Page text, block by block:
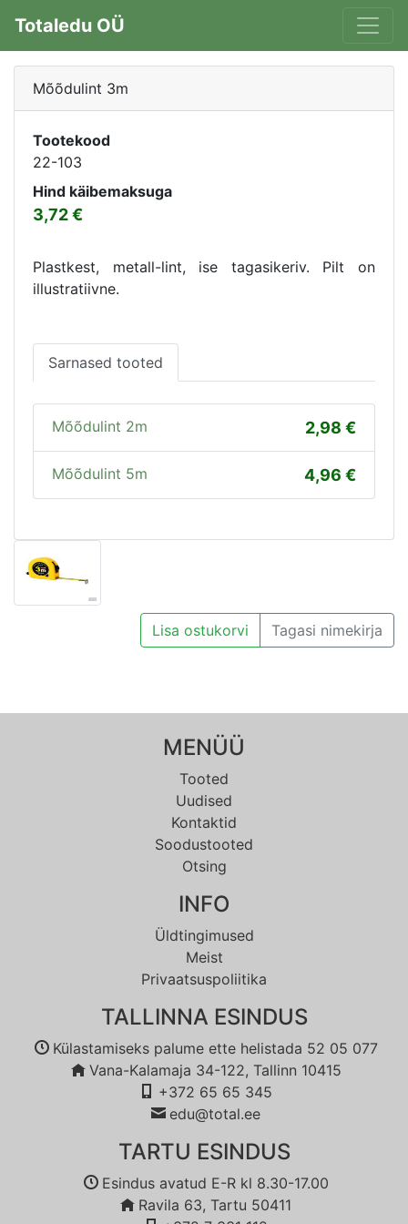
Totaledu OÜ
Mõõdulint 3m
Tootekood
22-103
Hind käibemaksuga
3,72
Plastkest, metall-lint, ise tagasikeriv. Pilt on
illustratiivne.
Sarnased tooted
2,98
Mõõdulint 2m
4,96
Mõõdulint 5m
Lisa ostukorvi Tagasi nimekirja
MENÜÜ
Tooted
Uudised
Kontaktid
Soodustooted
Otsing
INFO
Üldtingimused
Meist
Privaatsuspoliitika
TALLINNA ESINDUS
Külastamiseks palume ette helistada 52 05 077
Vana-Kalamaja 34-122, Tallinn 10415
+372 65 65 345
edu@total.ee
TARTU ESINDUS
Esindus avatud E-R kl 8.30-17.00
Ravila 63, Tartu 50411